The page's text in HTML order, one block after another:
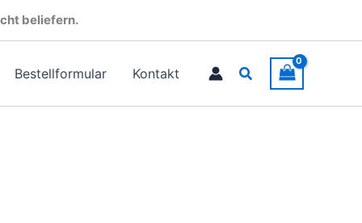
beliefern.
Bestellformular Kontakt Suchen